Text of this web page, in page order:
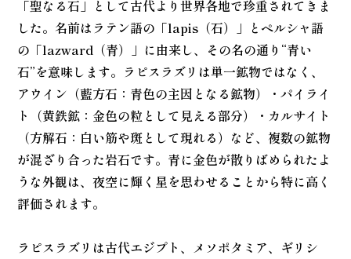
「聖なる石」として古代より世界各地で珍重されてきま
した。名前はラテン語の「lapis（石）」とペルシャ語
の「lazward（青）」に由来し、その名の通り“青い
石”を意味します。ラピスラズリは単一鉱物ではなく、
アウイン（藍方石：青色の主因となる鉱物）・パイライ
ト（黄鉄鉱：金色の粒として見える部分）・カルサイト
（方解石：白い筋や斑として現れる）など、複数の鉱物
が混ざり合った岩石です。青に金色が散りばめられたよ
うな外観は、夜空に輝く星を思わせることから特に高く
評価されます。
ラピスラズリは古代エジプト、メソポタミア、ギリシ